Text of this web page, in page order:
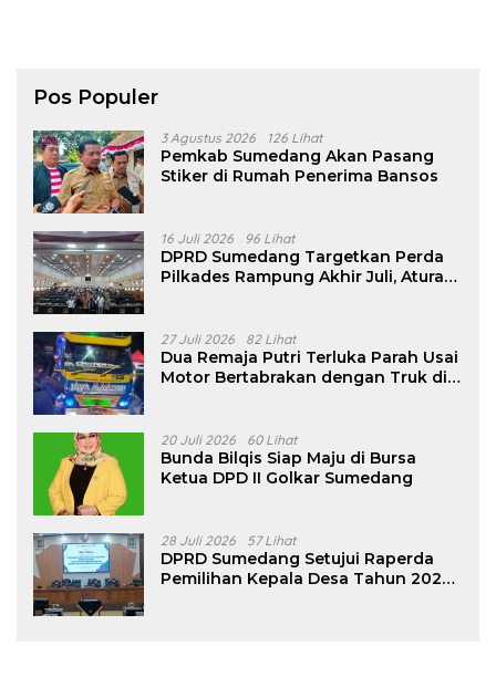
Pos Populer
3 Agustus 2026 126 Lihat
Pemkab Sumedang Akan Pasang
Stiker di Rumah Penerima Bansos
16 Juli 2026 96 Lihat
DPRD Sumedang Targetkan Perda
Pilkades Rampung Akhir Juli, Aturan
27 Juli 2026 82 Lihat
Dua Remaja Putri Terluka Parah Usai
Motor Bertabrakan dengan Truk di
20 Juli 2026 60 Lihat
Bunda Bilqis Siap Maju di Bursa
Ketua DPD II Golkar Sumedang
28 Juli 2026 57 Lihat
DPRD Sumedang Setujui Raperda
Pemilihan Kepala Desa Tahun 2026